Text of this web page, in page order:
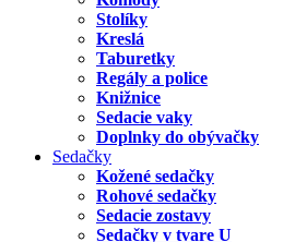
Stolíky
Kreslá
Taburetky
Regály a police
Knižnice
Sedacie vaky
Doplnky do obývačky
Sedačky
Kožené sedačky
Rohové sedačky
Sedacie zostavy
Sedačky v tvare U